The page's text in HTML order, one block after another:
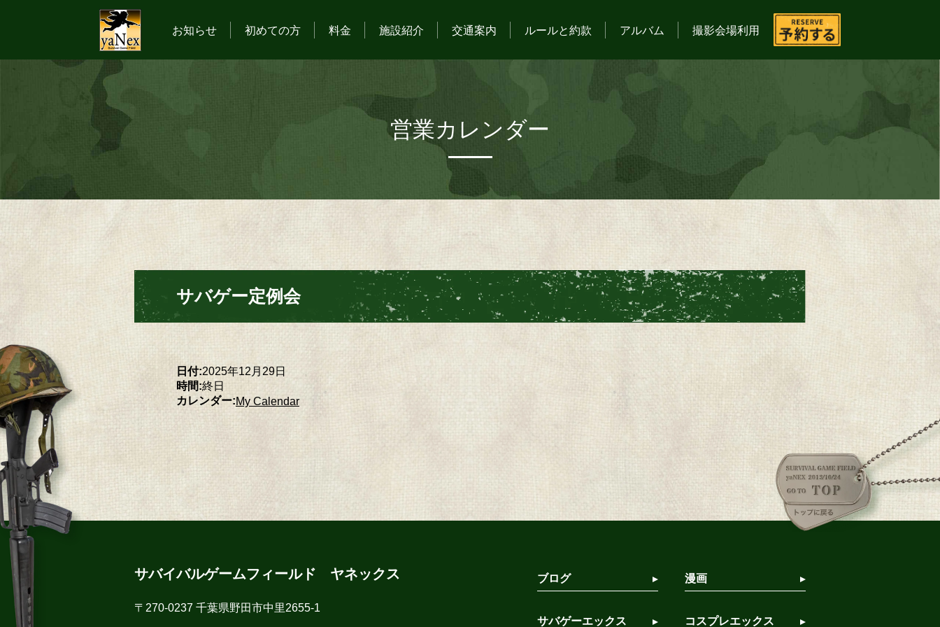
お知らせ 初めての方 料金 施設紹介 交通案内 ルールと約款 アルバム 撮影会場利用
営業カレンダー
サバゲー定例会
日付:2025年12月29日
時間:終日
カレンダー:My Calendar
サバイバルゲームフィールド ヤネックス
〒270-0237 千葉県野田市中里2655-1
ブログ 漫画
サバゲーエックス コスプレエックス